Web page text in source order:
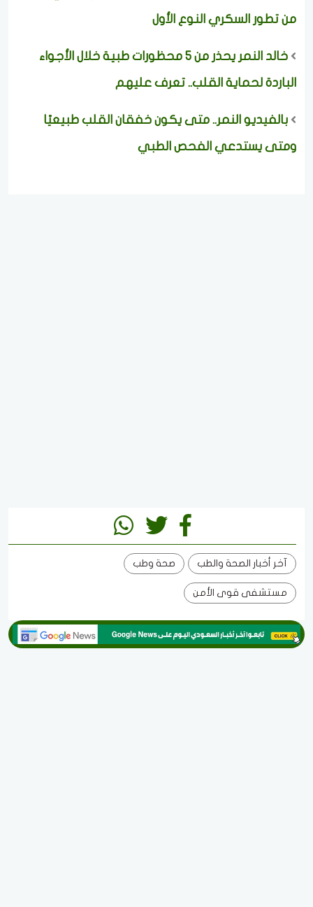
من تطور السكري النوع الأول
خالد النمر يحذر من 5 محظورات طبية خلال الأجواء
الباردة لحماية القلب.. تعرف عليهم
بالفيديو النمر.. متى يكون خفقان القلب طبيعيًا
ومتى يستدعي الفحص الطبي
آخر أخبار الصحة والطب صحة وطب
مستشفى قوى الأمن